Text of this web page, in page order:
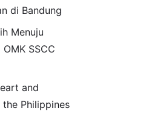
di Bandung
Menuju
SSCC
and
Philippines